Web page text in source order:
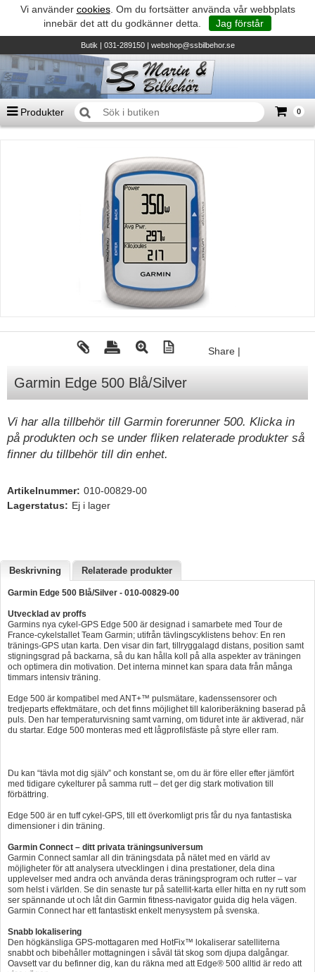
Vi använder cookies. Om du fortsätter använda vår webbplats
innebär det att du godkänner detta.
Jag förstår
Butik| 031-289150 | webshop@ssbilbehor.se
Produkter 0
Summa
TILL KASSAN
Biltillbehör och reservdelar - BDS
Suzuki - Utombordare
Suzumar - Gummibåtar
Honda - Utombordare
HonWave - Gummibåtar
Honda - Elverk & Pumpar
TK Trailer
Yanmar Servicedelar
Yamaha Servicedelar
Garmin
Simrad
Båttillbehör
Hummertina
Varta - Batterier
Victron - Batteriladdare
CTEK - Batteriladdare
Kamasa Tools - Verktyg
Calix - Packline - Takboxar
Thule - Takboxar
LAGERRENSING
Begagnade Motorer & Båtar
Share |
Garmin Edge 500 Blå/Silver
Vi har alla tillbehör till Garmin forerunner 500. Klicka in
på produkten och se under fliken relaterade produkter så
finner du tillbehör till din enhet.
Artikelnummer: 010-00829-00
Lagerstatus: Ej i lager
Beskrivning Relaterade produkter
Garmin Edge 500 Blå/Silver - 010-00829-00
Utvecklad av proffs
Garmins nya cykel-GPS Edge 500 är designad i samarbete med Tour de
France-cykelstallet Team Garmin; utifrån tävlingscyklistens behov: En ren
tränings-GPS utan karta. Den visar din fart, tillryggalagd distans, position samt
stigningsgrad på backarna, så du kan hålla koll på alla aspekter av träningen
och optimera din motivation. Det interna minnet kan spara data från många
timmars intensiv träning.
Edge 500 är kompatibel med ANT+™ pulsmätare, kadenssensorer och
tredjeparts effektmätare, och det finns möjlighet till kaloriberäkning baserad på
puls. Den har temperaturvisning samt varning, om tiduret inte är aktiverad, när
du startar. Edge 500 monteras med ett lågprofilsfäste på styre eller ram.
Du kan “tävla mot dig själv” och konstant se, om du är före eller efter jämfört
med tidigare cykelturer på samma rutt – det ger dig stark motivation till
förbättring.
Edge 500 är en tuff cykel-GPS, till ett överkomligt pris får du nya fantastiska
dimensioner i din träning.
Garmin Connect – ditt privata träningsuniversum
Garmin Connect samlar all din träningsdata på nätet med en värld av
möjligheter för att analysera utvecklingen i dina prestationer, dela dina
upplevelser med andra och använda deras träningsprogram och rutter – var
som helst i världen. Se din senaste tur på satellit-karta eller hitta en ny rutt som
ser spännande ut och låt din Garmin fitness-navigator guida dig hela vägen.
Garmin Connect har ett fantastiskt enkelt menysystem på svenska.
Snabb lokalisering
Den högkänsliga GPS-mottagaren med HotFix™ lokaliserar satelliterna
snabbt och bibehåller mottagningen i såväl tät skog som djupa dalgångar.
Oavsett var du befinner dig, kan du räkna med att Edge® 500 alltid är redo att